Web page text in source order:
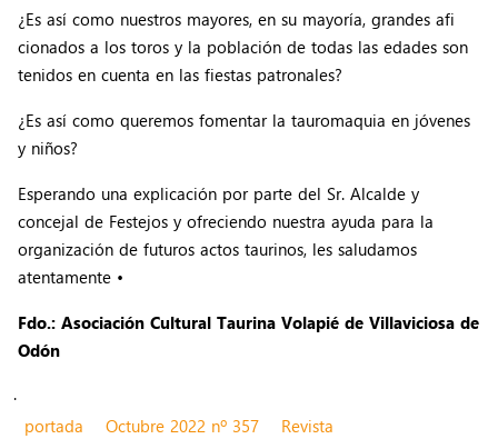
¿Es así como nuestros mayores, en su mayoría, grandes afi
cionados a los toros y la población de todas las edades son
tenidos en cuenta en las fiestas patronales?
¿Es así como queremos fomentar la tauromaquia en jóvenes
y niños?
Esperando una explicación por parte del Sr. Alcalde y
concejal de Festejos y ofreciendo nuestra ayuda para la
organización de futuros actos taurinos, les saludamos
atentamente •
Fdo.: Asociación Cultural Taurina Volapié de Villaviciosa de
Odón
.
portada
Octubre 2022 nº 357 Revista